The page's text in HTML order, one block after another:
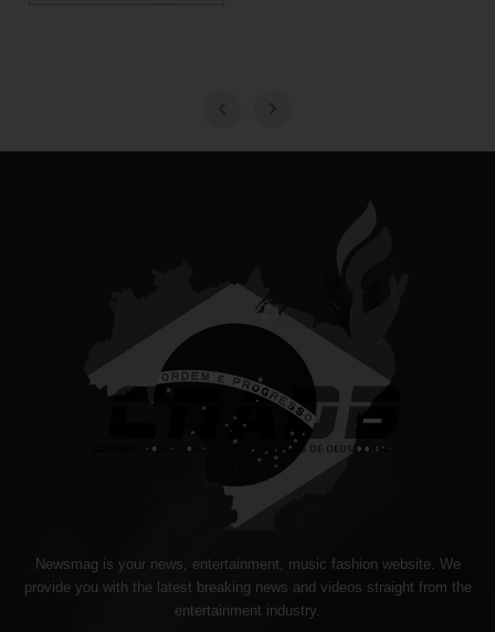
Newsmag is your news, entertainment, music fashion website. We
provide you with the latest breaking news and videos straight from the
entertainment industry.